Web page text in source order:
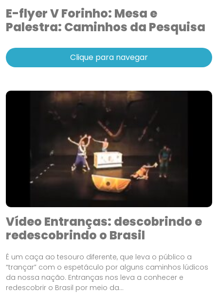
E-flyer V Forinho: Mesa e
Palestra: Caminhos da Pesquisa
Clique para navegar
Vídeo Entranças: descobrindo e
redescobrindo o Brasil
É um caça ao tesouro diferente, que leva o público a
“trançar” com o espetáculo por alguns caminhos lúdicos
da nossa nação. Entranças nos leva a conhecer e
redescobrir o Brasil por meio da...